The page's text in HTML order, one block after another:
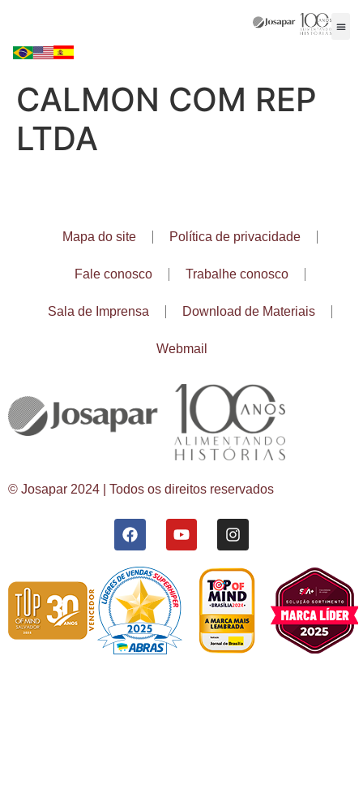
CALMON COM REP
LTDA
Mapa do site Política de privacidade
Fale conosco Trabalhe conosco
Sala de Imprensa Download de Materiais
Webmail
© Josapar 2024 | Todos os direitos reservados